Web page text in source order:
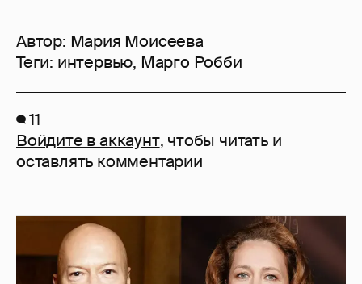
Автор: Мария Моисеева
Теги: интервью, Марго Робби
11
Войдите в аккаунт, чтобы читать и
оставлять комментарии